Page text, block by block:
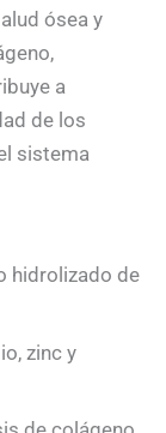
ósea y
a
de los
sistema
hidrolizado de
zinc y